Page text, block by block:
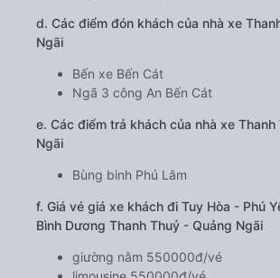
d. Các điểm đón khách của nhà xe
Ngãi
Bến xe Bến Cát
Ngã 3 công An Bến Cát
e. Các điểm trả khách của nhà xe Thanh
Ngãi
Bùng binh Phú Lâm
f. Giá vé giá xe khách đi Tuy Hòa - Phú
Bình Dương Thanh Thuỷ - Quảng Ngãi
giường nằm 550000đ/vé